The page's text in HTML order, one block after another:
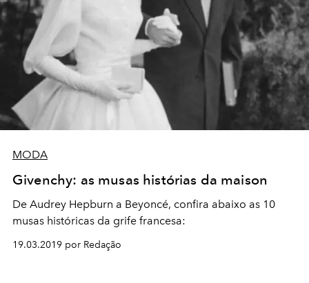
MODA
Givenchy: as musas histórias da maison
De Audrey Hepburn a Beyoncé, confira abaixo as 10
musas históricas da grife francesa:
19.03.2019 por Redação